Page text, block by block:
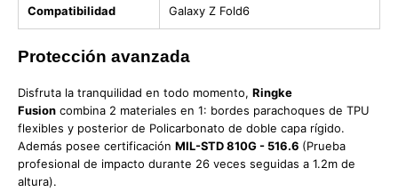
Compatibilidad Galaxy Z Fold6
Protección avanzada
Disfruta la tranquilidad en todo momento, Ringke
Fusion combina 2 materiales en 1: bordes parachoques de TPU
flexibles y posterior de Policarbonato de doble capa rígido.
Además posee certificación MIL-STD 810G - 516.6 (Prueba
profesional de impacto durante 26 veces seguidas a 1.2m de
altura).